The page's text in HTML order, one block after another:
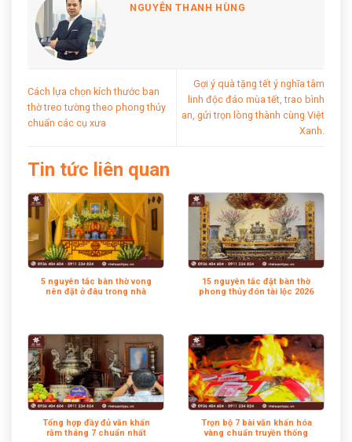
NGUYỄN THANH HÙNG
Cách lựa chọn kích thước ban
thờ treo tường theo phong thủy
chuẩn các cụ xưa
Gợi ý quà tặng tết ý nghĩa tâm
linh độc đáo mùa tết, trao bình
an, gửi trọn lòng thành cùng Việt
Xanh.
Tin tức liên quan
5 nguyên tắc bàn thờ vong
nên đặt ở đâu trong nhà
15 nguyên tắc đặt bàn thờ
phong thủy đón tài lộc 2026
Tổng hợp đầy đủ văn khấn
rằm tháng 7 chuẩn nhất
Trọn bộ 7 bài văn khấn hóa
vàng chuẩn truyền thống